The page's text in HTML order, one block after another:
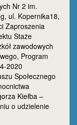
Nr 2 im.
ul. Kopernika18,
Zaproszenia
Staże
zawodowych
Program
2020
Społecznego
Kiełba –
o udzielenie